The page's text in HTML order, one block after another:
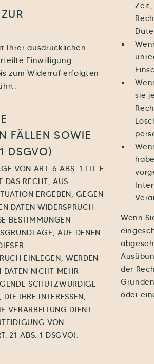
Ihrer ausdrücklichen
Einwilligung
zum Widerruf erfolgten
FÄLLEN SOWIE
DSGVO)
VON ART. 6 ABS. 1 LIT. E
DAS RECHT, AUS
ERGEBEN, GEGEN
DATEN WIDERSPRUCH
BESTIMMUNGEN
AUF DENEN
EINLEGEN, WERDEN
DATEN NICHT MEHR
SCHUTZWÜRDIGE
IHRE INTERESSEN,
VERARBEITUNG DIENT
VON
21 ABS. 1 DSGVO).
Zeit,
sie
Wenn
der
oder